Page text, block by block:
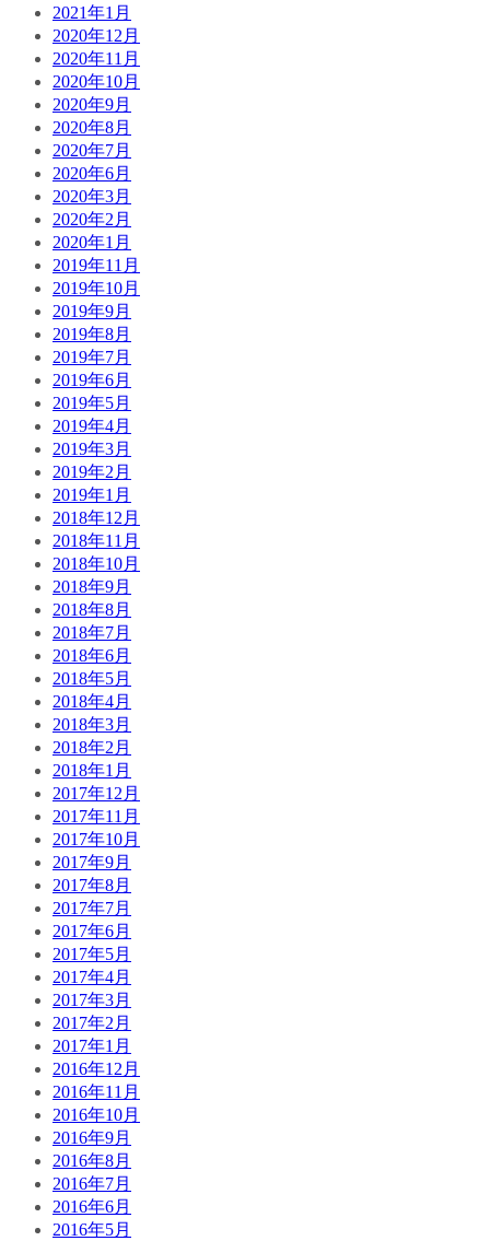
2021年1月
2020年12月
2020年11月
2020年10月
2020年9月
2020年8月
2020年7月
2020年6月
2020年3月
2020年2月
2020年1月
2019年11月
2019年10月
2019年9月
2019年8月
2019年7月
2019年6月
2019年5月
2019年4月
2019年3月
2019年2月
2019年1月
2018年12月
2018年11月
2018年10月
2018年9月
2018年8月
2018年7月
2018年6月
2018年5月
2018年4月
2018年3月
2018年2月
2018年1月
2017年12月
2017年11月
2017年10月
2017年9月
2017年8月
2017年7月
2017年6月
2017年5月
2017年4月
2017年3月
2017年2月
2017年1月
2016年12月
2016年11月
2016年10月
2016年9月
2016年8月
2016年7月
2016年6月
2016年5月